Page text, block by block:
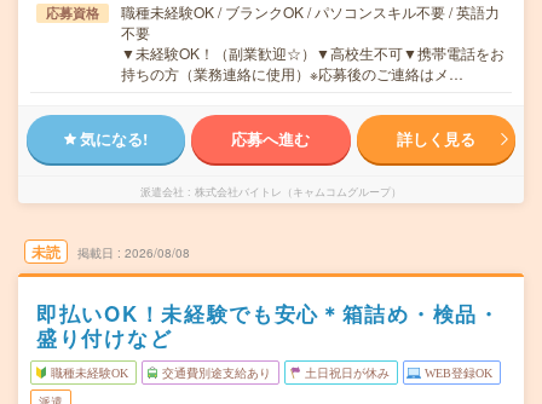
応募資格
職種未経験OK / ブランクOK / パソコンスキル不要 / 英語力
不要
▼未経験OK！（副業歓迎☆）▼高校生不可▼携帯電話をお
持ちの方（業務連絡に使用）※応募後のご連絡はメ…
気になる! 応募へ進む 詳しく見る
派遣会社 株式会社バイトレ（キャムコムグループ）
未読 掲載日 2026/08/08
即払いOK！未経験でも安心＊箱詰め・検品・
盛り付けなど
職種未経験OK 交通費別途支給あり 土日祝日が休み WEB登録OK
派遣